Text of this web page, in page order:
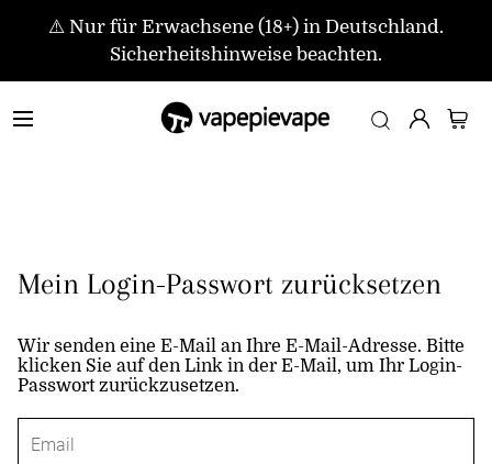
⚠️ Nur für Erwachsene (18+) in Deutschland.
Sicherheitshinweise beachten.
Mein Login-Passwort zurücksetzen
Wir senden eine E-Mail an Ihre E-Mail-Adresse. Bitte
klicken Sie auf den Link in der E-Mail, um Ihr Login-
Passwort zurückzusetzen.